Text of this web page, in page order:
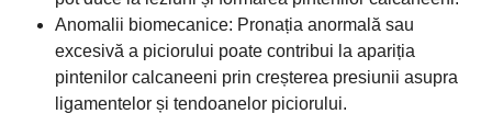
Anomalii biomecanice: Pronația anormală sau
excesivă a piciorului poate contribui la apariția
pintenilor calcaneeni prin creșterea presiunii asupra
ligamentelor și tendoanelor piciorului.